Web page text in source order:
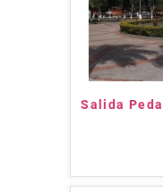
Salida